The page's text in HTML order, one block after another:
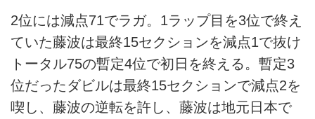
2位には減点71でラガ。1ラップ目を3位で終え
ていた藤波は最終15セクションを減点1で抜け
トータル75の暫定4位で初日を終える。暫定3
位だったダビルは最終15セクションで減点2を
喫し、藤波の逆転を許し、藤波は地元日本で